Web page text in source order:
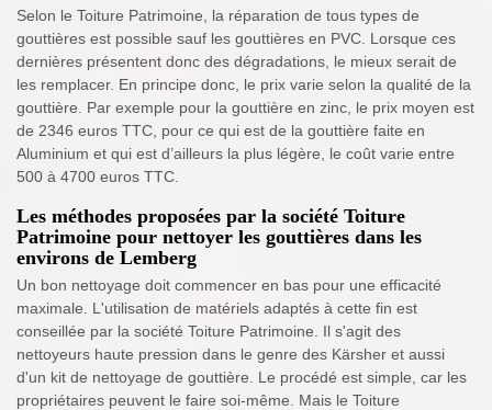
Selon le Toiture Patrimoine, la réparation de tous types de
gouttières est possible sauf les gouttières en PVC. Lorsque ces
dernières présentent donc des dégradations, le mieux serait de
les remplacer. En principe donc, le prix varie selon la qualité de la
gouttière. Par exemple pour la gouttière en zinc, le prix moyen est
de 2346 euros TTC, pour ce qui est de la gouttière faite en
Aluminium et qui est d’ailleurs la plus légère, le coût varie entre
500 à 4700 euros TTC.
Les méthodes proposées par la société Toiture
Patrimoine pour nettoyer les gouttières dans les
environs de Lemberg
Un bon nettoyage doit commencer en bas pour une efficacité
maximale. L'utilisation de matériels adaptés à cette fin est
conseillée par la société Toiture Patrimoine. Il s'agit des
nettoyeurs haute pression dans le genre des Kärsher et aussi
d'un kit de nettoyage de gouttière. Le procédé est simple, car les
propriétaires peuvent le faire soi-même. Mais le Toiture